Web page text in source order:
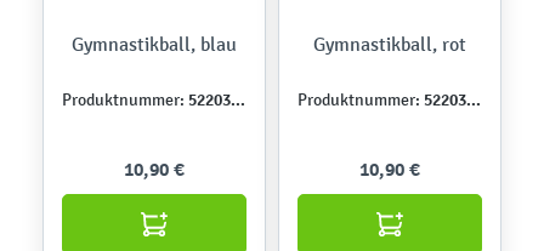
Gymnastikball, blau
Produktnummer: 522036-3
10,90 €
Gymnastikball, rot
Produktnummer: 522036-4
10,90 €